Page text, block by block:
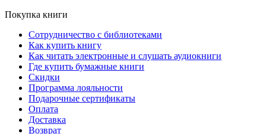
Покупка книги
Сотрудничество с библиотеками
Как купить книгу
Как читать электронные и слушать аудиокниги
Где купить бумажные книги
Скидки
Программа лояльности
Подарочные сертификаты
Оплата
Доставка
Возврат